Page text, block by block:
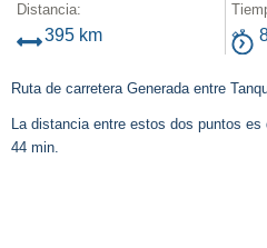
Distancia:
395 km
Ruta de carretera Generada entre
La distancia entre estos dos puntos
44 min.